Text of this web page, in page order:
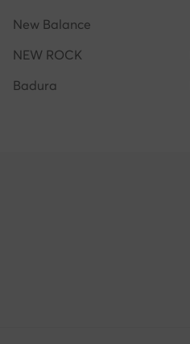
New Balance
NEW ROCK
Badura